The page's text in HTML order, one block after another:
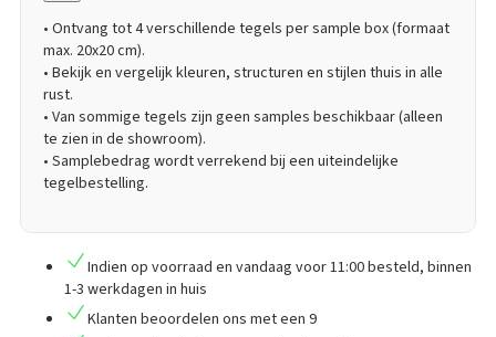
• Ontvang tot 4 verschillende tegels per sample box (formaat
max. 20x20 cm).
• Bekijk en vergelijk kleuren, structuren en stijlen thuis in alle
rust.
• Van sommige tegels zijn geen samples beschikbaar (alleen
te zien in de showroom).
• Samplebedrag wordt verrekend bij een uiteindelijke
tegelbestelling.
Indien op voorraad en vandaag voor 11:00 besteld, binnen
1-3 werkdagen in huis
Klanten beoordelen ons met een 9